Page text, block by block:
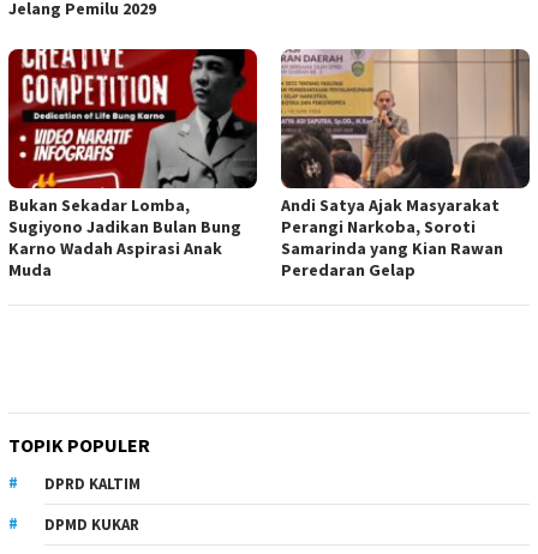
Jelang Pemilu 2029
Bukan Sekadar Lomba,
Sugiyono Jadikan Bulan Bung
Karno Wadah Aspirasi Anak
Muda
Andi Satya Ajak Masyarakat
Perangi Narkoba, Soroti
Samarinda yang Kian Rawan
Peredaran Gelap
TOPIK POPULER
DPRD KALTIM
DPMD KUKAR